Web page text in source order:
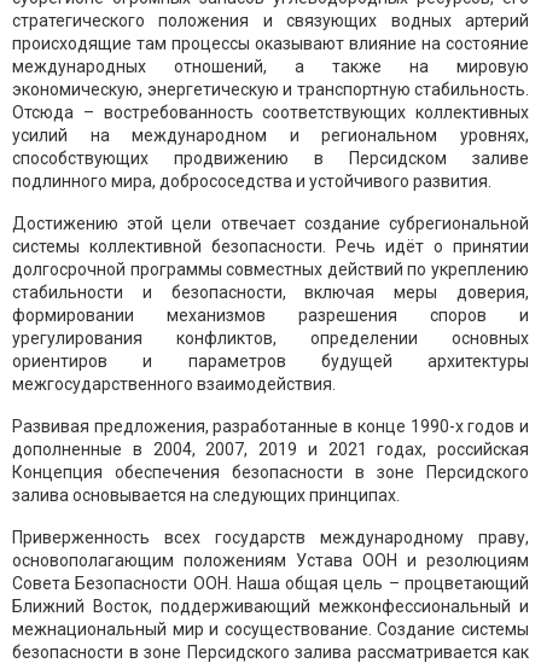
стратегического положения и связующих водных артерий
происходящие там процессы оказывают влияние на состояние
международных отношений, а также на мировую
экономическую, энергетическую и транспортную стабильность.
Отсюда – востребованность соответствующих коллективных
усилий на международном и региональном уровнях,
способствующих продвижению в Персидском заливе
подлинного мира, добрососедства и устойчивого развития.
Достижению этой цели отвечает создание субрегиональной
системы коллективной безопасности. Речь идёт о принятии
долгосрочной программы совместных действий по укреплению
стабильности и безопасности, включая меры доверия,
формировании механизмов разрешения споров и
урегулирования конфликтов, определении основных
ориентиров и параметров будущей архитектуры
межгосударственного взаимодействия.
Развивая предложения, разработанные в конце 1990-х годов и
дополненные в 2004, 2007, 2019 и 2021 годах, российская
Концепция обеспечения безопасности в зоне Персидского
залива основывается на следующих принципах.
Приверженность всех государств международному праву,
основополагающим положениям Устава ООН и резолюциям
Совета Безопасности ООН. Наша общая цель – процветающий
Ближний Восток, поддерживающий межконфессиональный и
межнациональный мир и сосуществование. Создание системы
безопасности в зоне Персидского залива рассматривается как